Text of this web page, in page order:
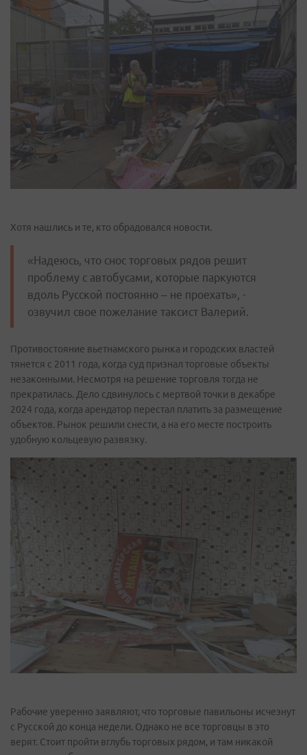
Хотя нашлись и те, кто обрадовался новости.
«Надеюсь, что снос торговых рядов решит
проблему с автобусами, которые паркуются
вдоль Русской постоянно – не проехать», -
озвучил свое пожелание таксист Валерий.
Противостояние вьетнамского рынка и городских властей
тянется с 2011 года, когда суд признал торговые объекты
незаконными. Несмотря на решение торговля тогда не
прекратилась. Дело сдвинулось с мертвой точки в декабре
2024 года, когда арендатор перестал платить за размещение
объектов. Рынок решили снести, а на его месте построить
удобную кольцевую развязку.
Рабочие уверенно заявляют, что торговые павильоны исчезнут
с Русской до конца недели. Однако не все торговцы в это
верят. Стоит пройти вглубь торговых рядом, и там никакой